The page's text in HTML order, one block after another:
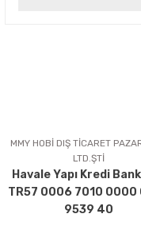
Ürün açıklamasında
Ürün bilgilerinde
Ürün fiyatı diğer
Bu ürüne benzer
MMY HOBİ DIŞ TİCARET
LTD.ŞTİ
Havale Yapı Kredi
TR57 0006 7010 0000
9539 40